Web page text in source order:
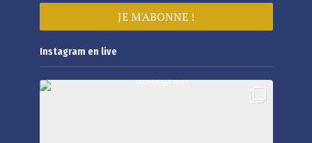
Instagram en live